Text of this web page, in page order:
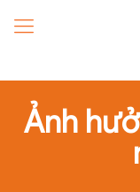
Ảnh